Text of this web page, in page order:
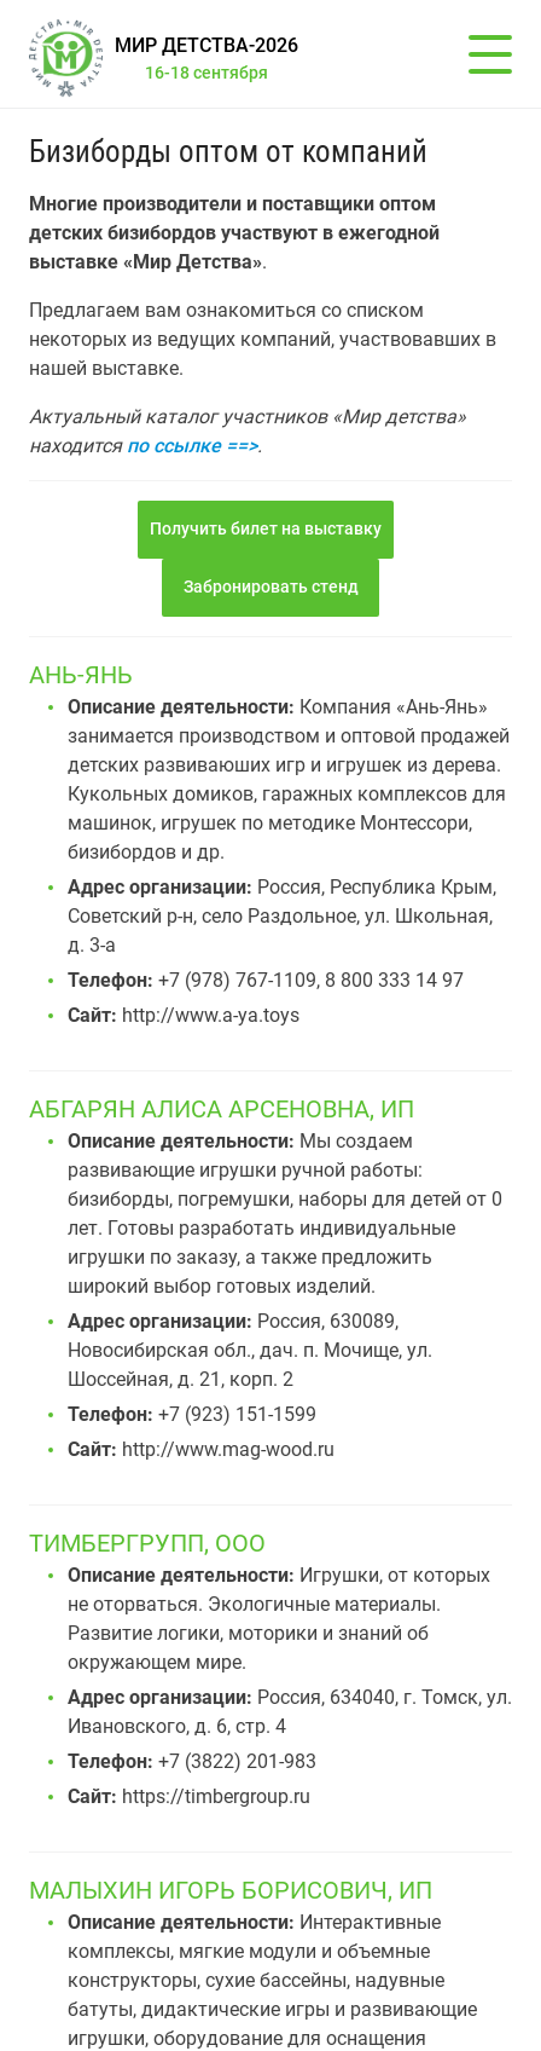
МИР ДЕТСТВА-2026
16-18 сентября
Бизиборды оптом от компаний
Многие производители и поставщики оптом
детских бизибордов участвуют в ежегодной
выставке «Мир Детства».
Предлагаем вам ознакомиться со списком
некоторых из ведущих компаний, участвовавших в
нашей выставке.
Актуальный каталог участников «Мир детства»
находится по ссылке ==>.
Получить билет на выставку
Забронировать стенд
АНЬ-ЯНЬ
Описание деятельности: Компания «Ань-Янь»
занимается производством и оптовой продажей
детских развиваюших игр и игрушек из дерева.
Кукольных домиков, гаражных комплексов для
машинок, игрушек по методике Монтессори,
бизибордов и др.
Адрес организации: Россия, Республика Крым,
Советский р-н, село Раздольное, ул. Школьная,
д. 3-а
Телефон: +7 (978) 767-1109, 8 800 333 14 97
Сайт: http://www.a-ya.toys
АБГАРЯН АЛИСА АРСЕНОВНА, ИП
Описание деятельности: Мы создаем
развивающие игрушки ручной работы:
бизиборды, погремушки, наборы для детей от 0
лет. Готовы разработать индивидуальные
игрушки по заказу, а также предложить
широкий выбор готовых изделий.
Адрес организации: Россия, 630089,
Новосибирская обл., дач. п. Мочище, ул.
Шоссейная, д. 21, корп. 2
Телефон: +7 (923) 151-1599
Сайт: http://www.mag-wood.ru
ТИМБЕРГРУПП, ООО
Описание деятельности: Игрушки, от которых
не оторваться. Экологичные материалы.
Развитие логики, моторики и знаний об
окружающем мире.
Адрес организации: Россия, 634040, г. Томск, ул.
Ивановского, д. 6, стр. 4
Телефон: +7 (3822) 201-983
Сайт: https://timbergroup.ru
МАЛЫХИН ИГОРЬ БОРИСОВИЧ, ИП
Описание деятельности: Интерактивные
комплексы, мягкие модули и объемные
конструкторы, сухие бассейны, надувные
батуты, дидактические игры и развивающие
игрушки, оборудование для оснащения